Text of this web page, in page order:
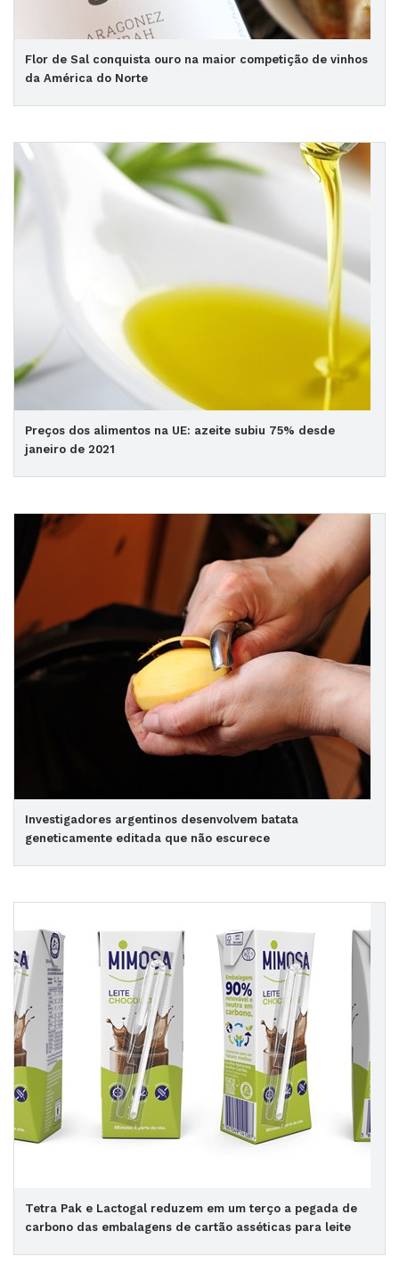
Flor de Sal conquista ouro na maior competição de vinhos
da América do Norte
Preços dos alimentos na UE: azeite subiu 75% desde
janeiro de 2021
Investigadores argentinos desenvolvem batata
geneticamente editada que não escurece
Tetra Pak e Lactogal reduzem em um terço a pegada de
carbono das embalagens de cartão asséticas para leite